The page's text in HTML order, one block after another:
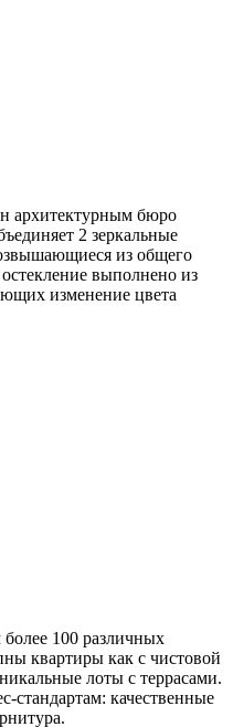
архитектурным бюро
2 зеркальные
из общего
выполнено из
изменение цвета
100 различных
квартиры как с чистовой
лоты с террасами.
стандартам: качественные